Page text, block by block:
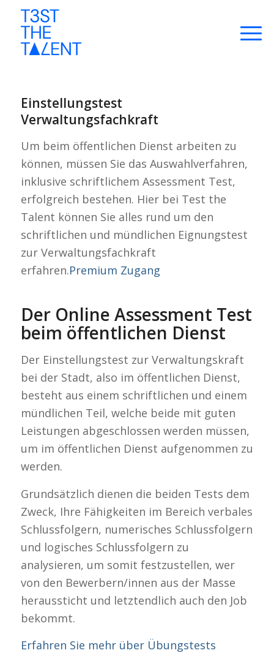
Einstellungstest
Verwaltungsfachkraft
Um beim öffentlichen Dienst arbeiten zu
können, müssen Sie das Auswahlverfahren,
inklusive schriftlichem Assessment Test,
erfolgreich bestehen. Hier bei Test the
Talent können Sie alles rund um den
schriftlichen und mündlichen Eignungstest
zur Verwaltungsfachkraft
erfahren.Premium Zugang
Der Online Assessment Test
beim öffentlichen Dienst
Der Einstellungstest zur Verwaltungskraft
bei der Stadt, also im öffentlichen Dienst,
besteht aus einem schriftlichen und einem
mündlichen Teil, welche beide mit guten
Leistungen abgeschlossen werden müssen,
um im öffentlichen Dienst aufgenommen zu
werden.
Grundsätzlich dienen die beiden Tests dem
Zweck, Ihre Fähigkeiten im Bereich verbales
Schlussfolgern, numerisches Schlussfolgern
und logisches Schlussfolgern zu
analysieren, um somit festzustellen, wer
von den Bewerbern/innen aus der Masse
heraussticht und letztendlich auch den Job
bekommt.
Erfahren Sie mehr über Übungstests